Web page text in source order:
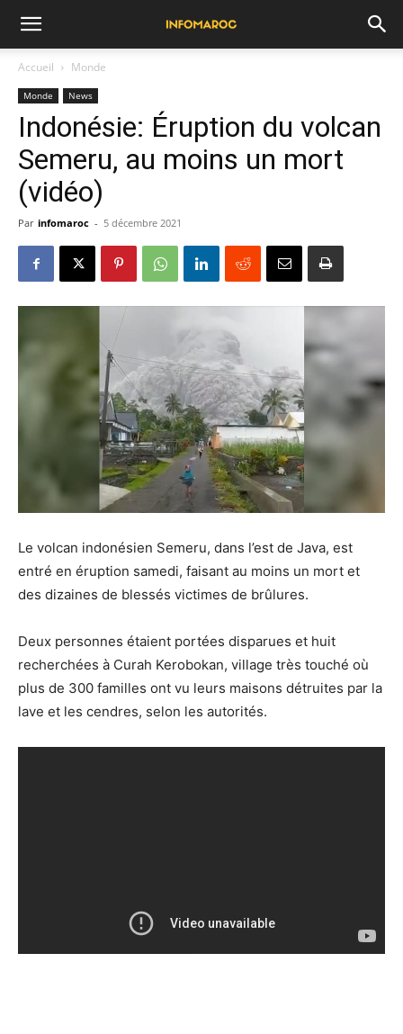
Accueil Monde
Monde News
Indonésie: Éruption du volcan
Semeru, au moins un mort
(vidéo)
Par infomaroc - 5 décembre 2021
Le volcan indonésien Semeru, dans l’est de Java, est
entré en éruption samedi, faisant au moins un mort et
des dizaines de blessés victimes de brûlures.
Deux personnes étaient portées disparues et huit
recherchées à Curah Kerobokan, village très touché où
plus de 300 familles ont vu leurs maisons détruites par la
lave et les cendres, selon les autorités.